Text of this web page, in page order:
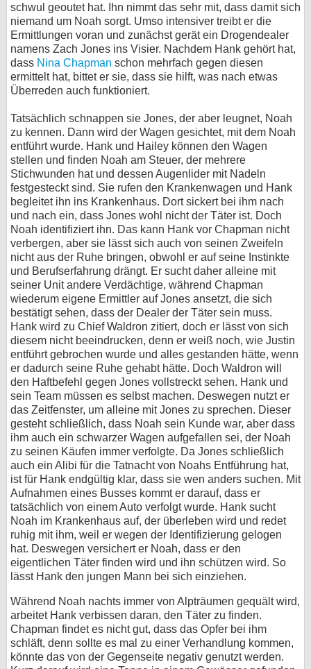
schwul geoutet hat. Ihn nimmt das sehr mit, dass damit sich
niemand um Noah sorgt. Umso intensiver treibt er die
Ermittlungen voran und zunächst gerät ein Drogendealer
namens Zach Jones ins Visier. Nachdem Hank gehört hat,
dass Nina Chapman schon mehrfach gegen diesen
ermittelt hat, bittet er sie, dass sie hilft, was nach etwas
Überreden auch funktioniert.
Tatsächlich schnappen sie Jones, der aber leugnet, Noah
zu kennen. Dann wird der Wagen gesichtet, mit dem Noah
entführt wurde. Hank und Hailey können den Wagen
stellen und finden Noah am Steuer, der mehrere
Stichwunden hat und dessen Augenlider mit Nadeln
festgesteckt sind. Sie rufen den Krankenwagen und Hank
begleitet ihn ins Krankenhaus. Dort sickert bei ihm nach
und nach ein, dass Jones wohl nicht der Täter ist. Doch
Noah identifiziert ihn. Das kann Hank vor Chapman nicht
verbergen, aber sie lässt sich auch von seinen Zweifeln
nicht aus der Ruhe bringen, obwohl er auf seine Instinkte
und Berufserfahrung drängt. Er sucht daher alleine mit
seiner Unit andere Verdächtige, während Chapman
wiederum eigene Ermittler auf Jones ansetzt, die sich
bestätigt sehen, dass der Dealer der Täter sein muss.
Hank wird zu Chief Waldron zitiert, doch er lässt von sich
diesem nicht beeindrucken, denn er weiß noch, wie Justin
entführt gebrochen wurde und alles gestanden hätte, wenn
er dadurch seine Ruhe gehabt hätte. Doch Waldron will
den Haftbefehl gegen Jones vollstreckt sehen. Hank und
sein Team müssen es selbst machen. Deswegen nutzt er
das Zeitfenster, um alleine mit Jones zu sprechen. Dieser
gesteht schließlich, dass Noah sein Kunde war, aber dass
ihm auch ein schwarzer Wagen aufgefallen sei, der Noah
zu seinen Käufen immer verfolgte. Da Jones schließlich
auch ein Alibi für die Tatnacht von Noahs Entführung hat,
ist für Hank endgültig klar, dass sie wen anders suchen. Mit
Aufnahmen eines Busses kommt er darauf, dass er
tatsächlich von einem Auto verfolgt wurde. Hank sucht
Noah im Krankenhaus auf, der überleben wird und redet
ruhig mit ihm, weil er wegen der Identifizierung gelogen
hat. Deswegen versichert er Noah, dass er den
eigentlichen Täter finden wird und ihn schützen wird. So
lässt Hank den jungen Mann bei sich einziehen.
Während Noah nachts immer von Alpträumen gequält wird,
arbeitet Hank verbissen daran, den Täter zu finden.
Chapman findet es nicht gut, dass das Opfer bei ihm
schläft, denn sollte es mal zu einer Verhandlung kommen,
könnte das von der Gegenseite negativ genutzt werden.